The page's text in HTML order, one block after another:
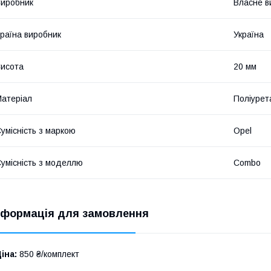
Власне
виробник Україна
20 мм
з маркою Opel
з моделлю Combo
для замовлення
850 ₴/комплект